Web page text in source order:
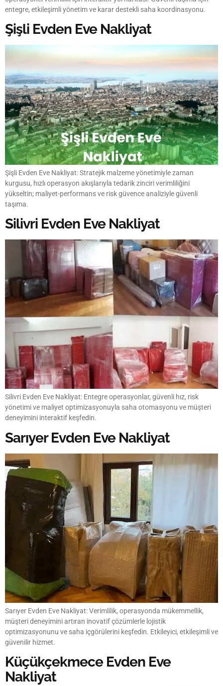
entegre, etkileşimli yönetim ve karar destekli saha koordinasyonu.
Şişli Evden Eve Nakliyat
Şişli Evden Eve Nakliyat: Stratejik malzeme yönetimiyle zaman
kurgusu, hızlı operasyon akışlarıyla tedarik zinciri verimliliğini
yükseltin; maliyet-performans ve risk güvence analiziyle güvenli
taşıma.
Silivri Evden Eve Nakliyat
Silivri Evden Eve Nakliyat: Entegre operasyonlar, güvenli hız, risk
yönetimi ve maliyet optimizasyonuyla saha otomasyonu ve müşteri
deneyimini interaktif keşfedin.
Sarıyer Evden Eve Nakliyat
Sarıyer Evden Eve Nakliyat: Verimlilik, operasyonda mükemmellik,
müşteri deneyimini artıran inovatif çözümlerle lojistik
optimizasyonunu ve saha içgörülerini keşfedin. Etkileyici, etkileşimli ve
güvenilir hizmet.
Küçükçekmece Evden Eve
Nakliyat